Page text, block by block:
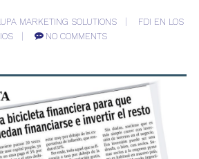
MARKETING SOLUTIONS
FDI EN LOS
NO COMMENTS